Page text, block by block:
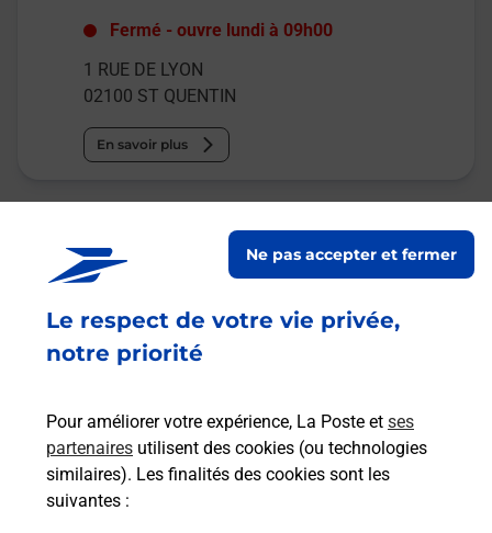
Le respect de votre vie privée,
notre priorité
Pour améliorer votre expérience, La Poste et ses
partenaires utilisent des cookies (ou technologies
similaires). Les finalités des cookies sont les
suivantes :
Ne pas accepter et fermer
Fermé -ouvre lundi à 09h00
1 RUE DE LYON
02100 ST QUENTIN
En savoir plus
La Poste
en ligne
Ouvert 24h/24
Recherchez un autre point de contact